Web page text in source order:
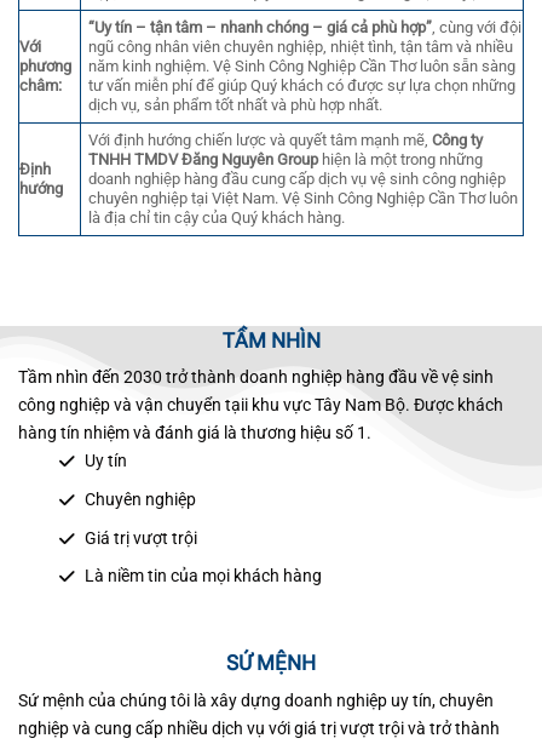
Với
phương
châm:
“Uy tín – tận tâm – nhanh chóng – giá cả phù hợp”, cùng với đội
ngũ công nhân viên chuyên nghiệp, nhiệt tình, tận tâm và nhiều
năm kinh nghiệm. Vệ Sinh Công Nghiệp Cần Thơ luôn sẵn sàng
tư vấn miễn phí để giúp Quý khách có được sự lựa chọn những
dịch vụ, sản phẩm tốt nhất và phù hợp nhất.
Định
hướng
Với định hướng chiến lược và quyết tâm mạnh mẽ,Công ty
TNHH TMDV Đăng Nguyên Grouphiện là một trong những
doanh nghiệp hàng đầu cung cấp dịch vụ vệ sinh công nghiệp
chuyên nghiệp tại Việt Nam. Vệ Sinh Công Nghiệp Cần Thơ luôn
là địa chỉ tin cậy của Quý khách hàng.
TẦM NHÌN
Tầm nhìn đến 2030 trở thành doanh nghiệp hàng đầu về vệ sinh
công nghiệp và vận chuyển tạii khu vực Tây Nam Bộ. Được khách
hàng tín nhiệm và đánh giá là thương hiệu số 1.
Uy tín
Chuyên nghiệp
Giá trị vượt trội
Là niềm tin của mọi khách hàng
SỨ MỆNH
Sứ mệnh của chúng tôi là xây dựng doanh nghiệp uy tín, chuyên
nghiệp và cung cấp nhiều dịch vụ với giá trị vượt trội và trở thành